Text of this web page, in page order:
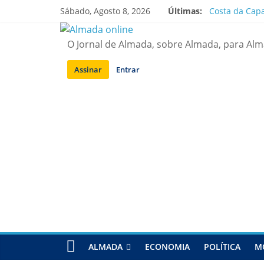
Sábado, Agosto 8, 2026 Últimas:
Costa da
Laranjeiro |
Ponte 25 de
O Jornal de Almada, sobre Almada, para
Assinar Entrar
ALMADA ECONOMIA POLÍTICA